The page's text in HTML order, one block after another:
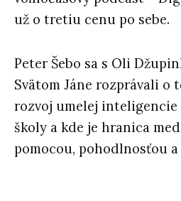
už o tretiu cenu po sebe.
Peter Šebo sa s Oli
Svätom Jáne rozprávali o
rozvoj umelej inteligencie
školy a kde je hranica
pomocou, pohodlnosťou